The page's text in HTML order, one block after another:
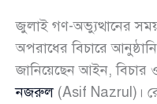
জুলাই গণ-অভ্যুত্থানের
অপরাধের বিচারে
জানিয়েছেন আইন, বিচার
নজরুল(Asif Nazrul)।